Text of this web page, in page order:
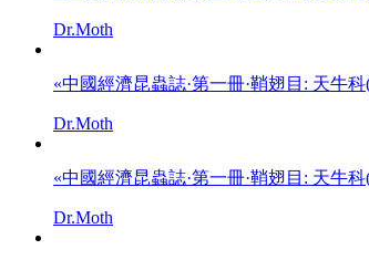
Dr.Moth
«中國經濟昆蟲誌·第一冊·鞘翅目: 天牛
Dr.Moth
«中國經濟昆蟲誌·第一冊·鞘翅目: 天牛
Dr.Moth